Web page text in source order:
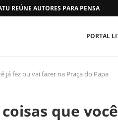
REÚNE AUTORES PARA PENSAR O
PORTAL
já fez ou vai fazer na Praça do Papa
coisas que